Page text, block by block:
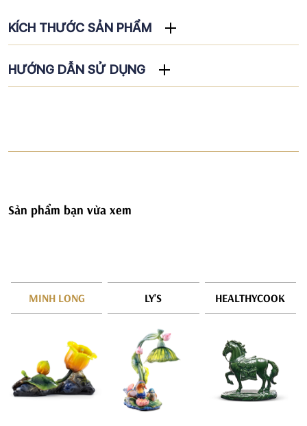
KÍCH THƯỚC SẢN PHẨM
HƯỚNG DẪN SỬ DỤNG
Sản phẩm bạn vừa xem
MINH LONG LY'S HEALTHYCOOK